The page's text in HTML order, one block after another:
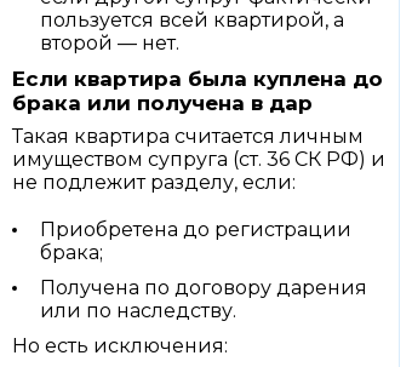
пользуется всей квартирой, а
второй — нет.
Если квартира была куплена до
брака или получена в дар
Такая квартира считается личным
имуществом супруга (ст. 36 СК РФ) и
не подлежит разделу, если:
Приобретена до регистрации
брака;
Получена по договору дарения
или по наследству.
Но есть исключения: